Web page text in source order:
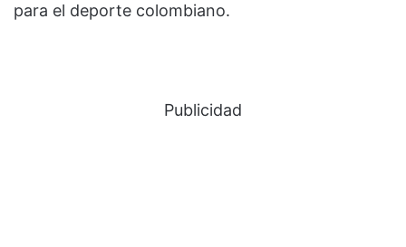
para el deporte colombiano.
Publicidad